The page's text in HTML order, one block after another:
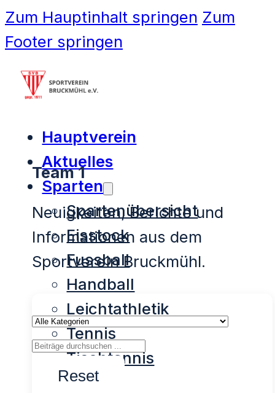
Zum Hauptinhalt springen Zum
Footer springen
Hauptverein
Aktuelles
Sparten
Spartenübersicht
Eisstock
Fussball
Handball
Leichtathletik
Tennis
Tischtennis
Turnen
Team 1
Neuigkeiten, Berichte und
Informationen aus dem
Sportverein Bruckmühl.
Reset